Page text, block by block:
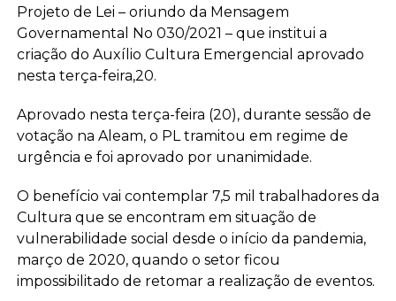
Projeto de Lei – oriundo da Mensagem
Governamental No 030/2021 – que institui a
criação do Auxílio Cultura Emergencial aprovado
nesta terça-feira,20.
Aprovado nesta terça-feira (20), durante sessão de
votação na Aleam, o PL tramitou em regime de
urgência e foi aprovado por unanimidade.
O benefício vai contemplar 7,5 mil trabalhadores da
Cultura que se encontram em situação de
vulnerabilidade social desde o início da pandemia,
março de 2020, quando o setor ficou
impossibilitado de retomar a realização de eventos.